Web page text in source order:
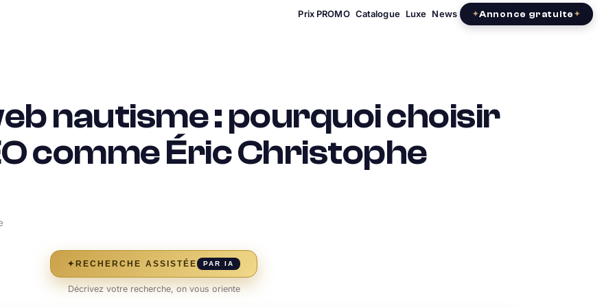
Prix PROMO Catalogue Luxe News Annonce gratuite
nautisme : pourquoi choisir
comme Éric Christophe
✦ RECHERCHE ASSISTÉE PAR IA
Décrivez votre recherche, on vous oriente